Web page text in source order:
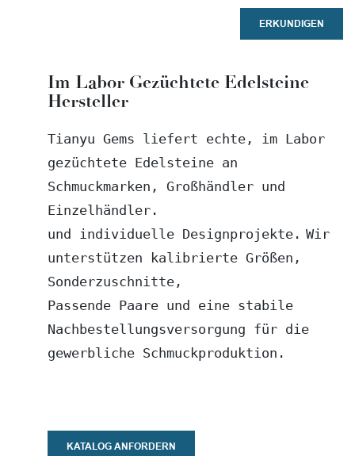
ERKUNDIGEN
Im Labor Gezüchtete Edelsteine
Hersteller
Tianyu Gems liefert echte, im Labor
gezüchtete Edelsteine ​​an
Schmuckmarken, Großhändler und
Einzelhändler.
und individuelle Designprojekte. Wir
unterstützen kalibrierte Größen,
Sonderzuschnitte,
Passende Paare und eine stabile
Nachbestellungsversorgung für die
gewerbliche Schmuckproduktion.
KATALOG ANFORDERN